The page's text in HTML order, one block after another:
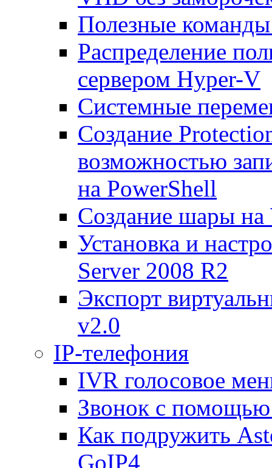
Полезные
Распределение
сервером Hyper-V
Системные
Создание
возможностью
на PowerShell
Создание шары на
Установка и
Server 2008 R2
Экспорт
v2.0
IP-телефония
IVR голосовое
Звонок с
Как подружить
GoIP4